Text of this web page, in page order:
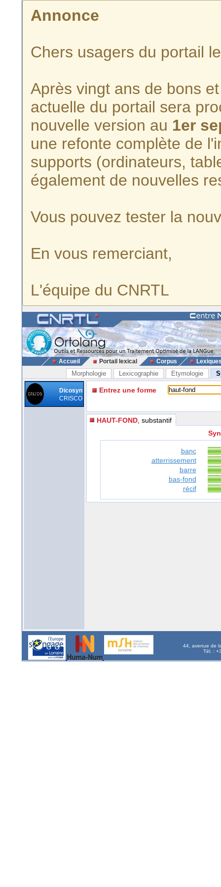
Annonce
Chers usagers du portail
Après vingt ans de bons
actuelle du portail sera
nouvelle version au 1er
une refonte complète de
supports (ordinateurs,
également de nouvelles
Vous pouvez tester la
En vous remerciant,
L'équipe du CNRTL
Accueil Portail lexical Corpus
Morphologie Lexicographie Etymologie
Dicosyn
CRISCO
Entrez une forme
HAUT-FOND , substantif
banc
atterrissement
barre
bas-fond
récif
44, avenue de
Tél. :